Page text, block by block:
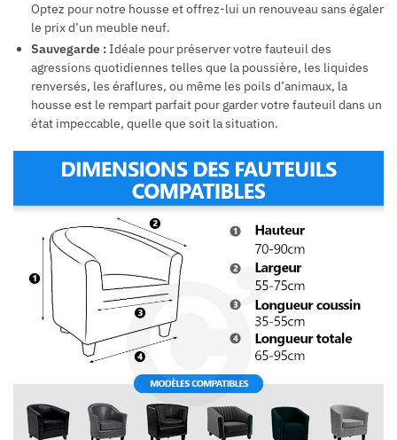
Optez pour notre housse et offrez-lui un renouveau sans égaler
le prix d’un meuble neuf.
Sauvegarde :Idéale pour préserver votre fauteuil des
agressions quotidiennes telles que la poussière, les liquides
renversés, les éraflures, ou même les poils d’animaux, la
housse est le rempart parfait pour garder votre fauteuil dans un
état impeccable, quelle que soit la situation.